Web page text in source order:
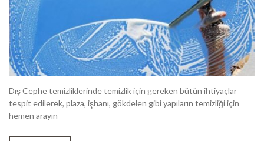
Dış Cephe temizliklerinde temizlik için gereken bütün ihtiyaçlar
tespit edilerek, plaza, işhanı, gökdelen gibi yapıların temizliği için
hemen arayın